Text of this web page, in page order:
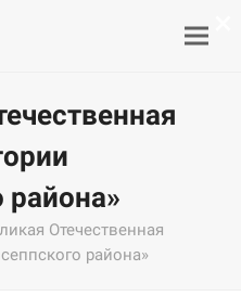
района»
Отечественная
района»